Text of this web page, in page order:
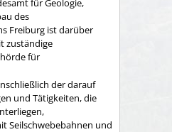
für Geologie,
des
Freiburg ist darüber
zuständige
für
der darauf
und Tätigkeiten, die
Seilschwebebahnen und